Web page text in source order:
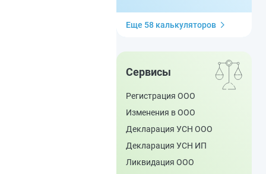
Еще 58 калькуляторов
Сервисы
Регистрация ООО
Изменения в ООО
Декларация УСН ООО
Декларация УСН ИП
Ликвидация ООО